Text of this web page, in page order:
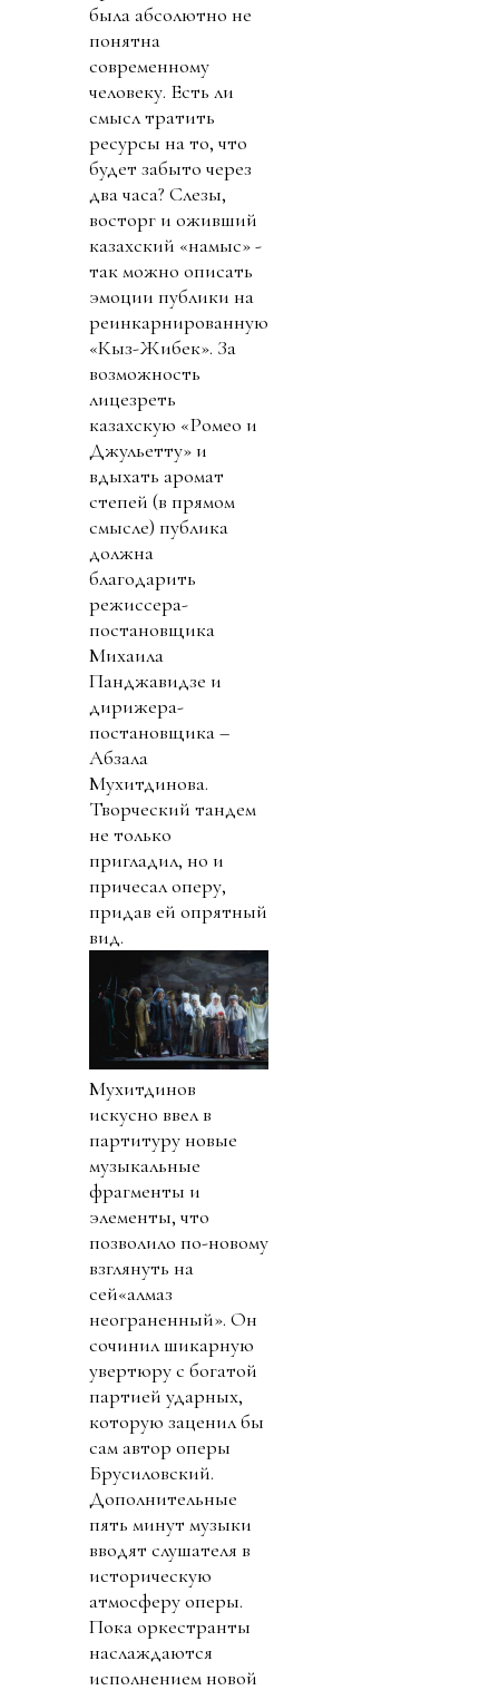
была абсолютно не
понятна
современному
человеку. Есть ли
смысл тратить
ресурсы на то, что
будет забыто через
два часа? Слезы,
восторг и оживший
казахский «намыс» -
так можно описать
эмоции публики на
реинкарнированную
«Кыз-Жибек». За
возможность
лицезреть
казахскую «Ромео и
Джульетту» и
вдыхать аромат
степей (в прямом
смысле) публика
должна
благодарить
режиссера-
постановщика
Михаила
Панджавидзе и
дирижера-
постановщика –
Абзала
Мухитдинова.
Творческий тандем
не только
пригладил, но и
причесал оперу,
придав ей опрятный
вид.
Мухитдинов
искусно ввел в
партитуру новые
музыкальные
фрагменты и
элементы, что
позволило по-новому
взглянуть на
сей«алмаз
неограненный». Он
сочинил шикарную
увертюру с богатой
партией ударных,
которую заценил бы
сам автор оперы
Брусиловский.
Дополнительные
пять минут музыки
вводят слушателя в
историческую
атмосферу оперы.
Пока оркестранты
наслаждаются
исполнением новой